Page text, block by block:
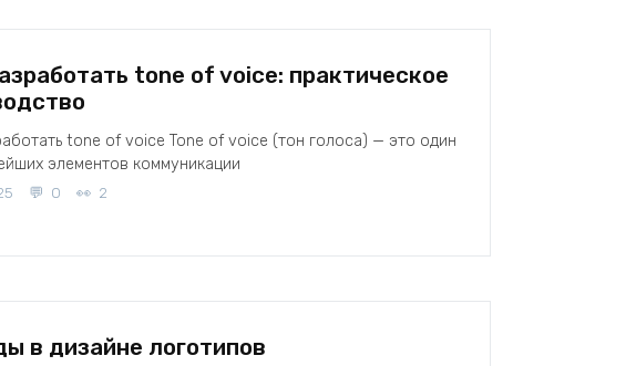
tone of voice: практическое
tone of voice Tone of voice (тон голоса) — это один
элементов коммуникации
0 2
в дизайне логотипов